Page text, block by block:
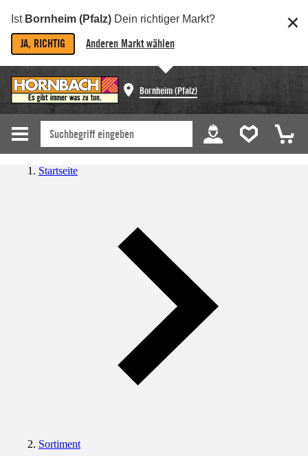
Ist Bornheim (Pfalz) Dein richtiger Markt?
JA, RICHTIG Anderen Markt wählen
Bornheim (Pfalz)
Startseite
Sortiment